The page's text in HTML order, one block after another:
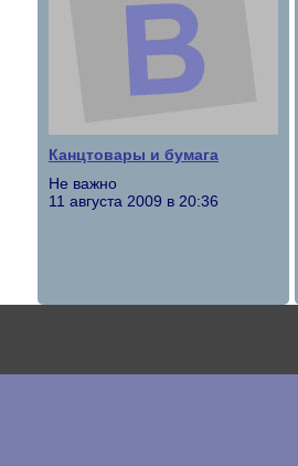
Канцтовары и бумага
Не важно
11 августа 2009 в 20:36